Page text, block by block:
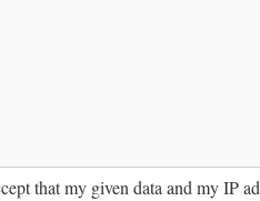
that my given data and my IP